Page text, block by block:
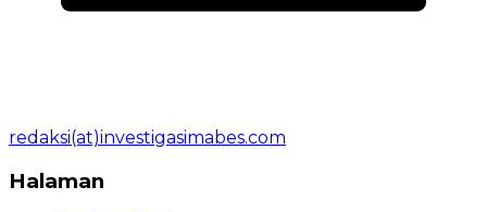
redaksi(at)investigasimabes.com
Halaman